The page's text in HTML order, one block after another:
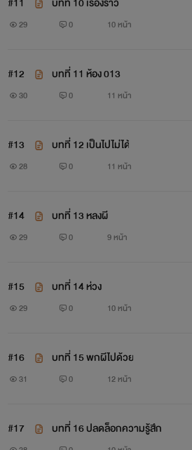
29 0 10 หน้า
#12 บทที่ 11 ห้อง 013
30 0 11 หน้า
#13 บทที่ 12 เป็นไปไม่ได้
28 0 11 หน้า
#14 บทที่ 13 หลงผี
29 0 9 หน้า
#15 บทที่ 14 ห่วง
29 0 10 หน้า
#16 บทที่ 15 พกผีไปด้วย
31 0 12 หน้า
#17 บทที่ 16 ปลดล็อกความรู้สึก